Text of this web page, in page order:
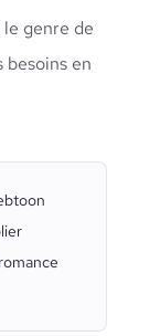
genre de
besoins en